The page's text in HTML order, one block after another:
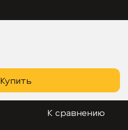
Купить
К сравнению